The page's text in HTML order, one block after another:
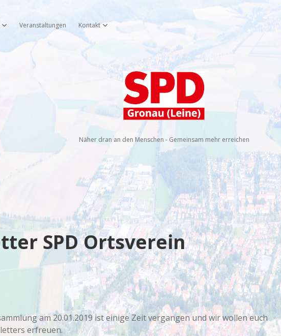
öffnen
Dropdown-Menü öffnen
Veranstaltungen Kontakt Dropdown-Menü öffnen
SPD
Gronau
(Leine)
Näher dran an den Menschen - Gemeinsam mehr erreichen
SPD Ortsverein
am 20.01.2019 ist einige Zeit vergangen und wir wollen euch
erfreuen.